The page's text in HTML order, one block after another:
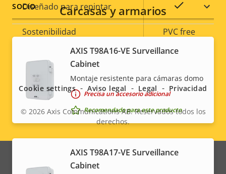
Diseñado para repintar
Sostenibilidad PVC free
Carcasas y armarios
AXIS T98A16-VE Surveillance
Cabinet
Montaje resistente para cámaras domo
Precisa un accesorio adicional
Recomendado para este producto
AXIS T98A17-VE Surveillance
Cabinet
SOCIO
Social
menu
Legal
© 2026Axis Communications AB. Reservados todos los
derechos.
Cookie settings Aviso legal Legal Privacidad